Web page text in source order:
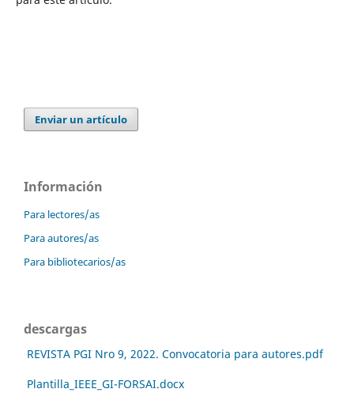
Enviar un artículo
Información
Para lectores/as
Para autores/as
Para bibliotecarios/as
descargas
REVISTA PGI Nro 9, 2022. Convocatoria para autores.pdf
Plantilla_IEEE_GI-FORSAI.docx